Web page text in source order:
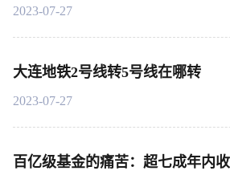
2023-07-27
大连地铁2号线转5号线在哪转
2023-07-27
百亿级基金的痛苦：超七成年内